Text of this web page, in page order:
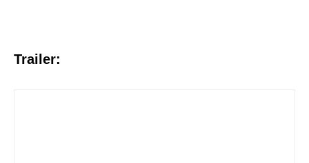
Trailer: